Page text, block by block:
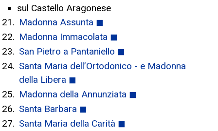
sul Castello Aragonese
Madonna Assunta ◼
Madonna Immacolata ◼
San Pietro a Pantaniello ◼
Santa Maria dell’Ortodonico - e Madonna
della Libera ◼
Madonna della Annunziata ◼
Santa Barbara ◼
Santa Maria della Carità ◼